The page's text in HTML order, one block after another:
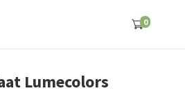
0
Lumecolors